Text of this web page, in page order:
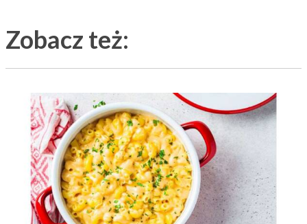
Zobacz też: